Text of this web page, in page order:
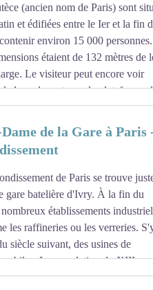
Maur, et de l’épilepsie, appelée
profit de l’évêque de Paris Jean
l’un de ces chanoines de St
tour Rabelais, à laquelle ne
Dame-des-Miracles (XIIe et XIVe
de l’abbatiale, dont un pilier
est remplacée par un édifice
de l'église, le cloître des
vitraux des Charniers qui
le jubé, l'orgue de tribune et la
à l'usage d'un nouveau culte : la
catholiques reviennent et
Sainte-Geneviève, dévastée
tour Clovis). Les bâtiments du
(ancien nom de Paris) sont
et édifiées entre le Ier et la fin
environ 15 000
étaient de 132 mètres de
Le visiteur peut encore voir
la loge des acteurs, la plateforme
les Thermes de Cluny (Musée de
encore visibles à Paris.
de la Gare à Paris
de Paris se trouve
gare batelière d'Ivry. À la fin du
établissements
les raffineries ou les verreries.
siècle suivant, des usines de
La population du XIIIe
au long du XIXe siècle. Il